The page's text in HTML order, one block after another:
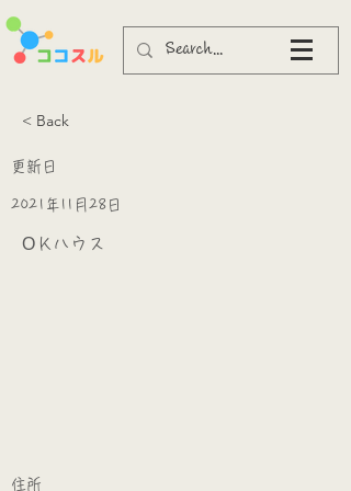
< Back
更新日
2021年11月28日
ОＫハウス
​ ​住所